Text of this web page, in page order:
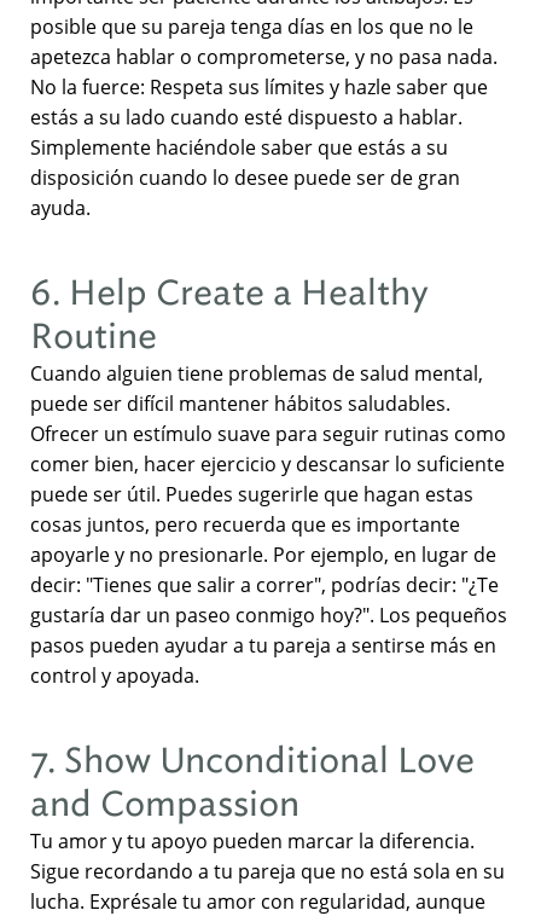
posible que su pareja tenga días en los que no le
apetezca hablar o comprometerse, y no pasa nada.
No la fuerce: Respeta sus límites y hazle saber que
estás a su lado cuando esté dispuesto a hablar.
Simplemente haciéndole saber que estás a su
disposición cuando lo desee puede ser de gran
ayuda.
6. Help Create a Healthy
Routine
Cuando alguien tiene problemas de salud mental,
puede ser difícil mantener hábitos saludables.
Ofrecer un estímulo suave para seguir rutinas como
comer bien, hacer ejercicio y descansar lo suficiente
puede ser útil. Puedes sugerirle que hagan estas
cosas juntos, pero recuerda que es importante
apoyarle y no presionarle. Por ejemplo, en lugar de
decir: "Tienes que salir a correr", podrías decir: "¿Te
gustaría dar un paseo conmigo hoy?". Los pequeños
pasos pueden ayudar a tu pareja a sentirse más en
control y apoyada.
7. Show Unconditional Love
and Compassion
Tu amor y tu apoyo pueden marcar la diferencia.
Sigue recordando a tu pareja que no está sola en su
lucha. Exprésale tu amor con regularidad, aunque